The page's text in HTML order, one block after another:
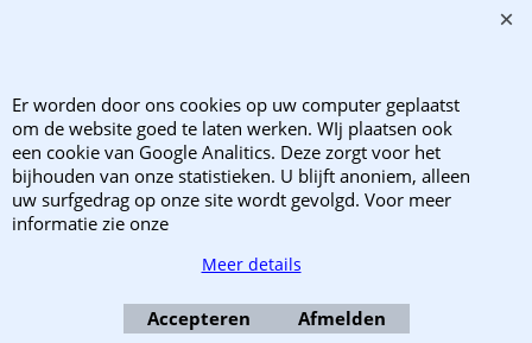
onderdeel van Webb Trade B.V..
Webwinkel gemaakt met ShopFactory webwinkel software.
Er worden door ons cookies op uw computer geplaatst
om de website goed te laten werken. WIj plaatsen ook
een cookie van Google Analitics. Deze zorgt voor het
bijhouden van onze statistieken. U blijft anoniem, alleen
uw surfgedrag op onze site wordt gevolgd. Voor meer
informatie zie onze
Meer details
Accepteren Afmelden